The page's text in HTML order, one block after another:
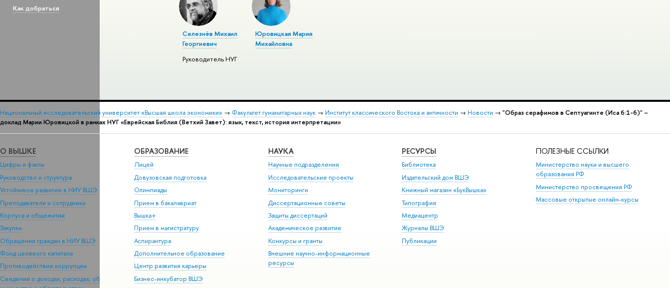
Как добраться
Селезнёв Михаил
Георгиевич
Руководитель НУГ
Юровицкая Мария
Михайловна
Национальный исследовательский университет «Высшая школа экономики» → Факультет гуманитарных наук → Институт классического Востока и античности → Новости → "Образ серафимов в Септуагинте (Иса 6:1-6)" –
доклад Марии Юровицкой в рамках НУГ «Еврейская Библия (Ветхий Завет): язык, текст, история интерпретации»
О ВЫШКЕ
Цифры и факты
Руководство и структура
Устойчивое развитие в НИУ ВШЭ
Преподаватели и сотрудники
Корпуса и общежития
Закупки
Обращения граждан в НИУ ВШЭ
Фонд целевого капитала
Противодействие коррупции
Сведения о доходах, расходах, об
ОБРАЗОВАНИЕ
Лицей
Довузовская подготовка
Олимпиады
Прием в бакалавриат
Вышка+
Прием в магистратуру
Аспирантура
Дополнительное образование
Центр развития карьеры
Бизнес-инкубатор ВШЭ
НАУКА
Научные подразделения
Исследовательские проекты
Мониторинги
Диссертационные советы
Защиты диссертаций
Академическое развитие
Конкурсы и гранты
Внешние научно-информационные
ресурсы
РЕСУРСЫ
Библиотека
Издательский дом ВШЭ
Книжный магазин «БукВышка»
Типография
Медиацентр
Журналы ВШЭ
Публикации
ПОЛЕЗНЫЕ ССЫЛКИ
Министерство науки и высшего
образования РФ
Министерство просвещения РФ
Массовые открытые онлайн-курсы